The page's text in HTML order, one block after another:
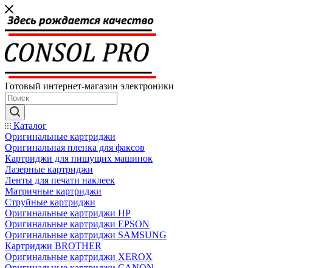
Готовый интернет-магазин электроники
Каталог
Оригинальные картриджи
Оригинальная пленка для факсов
Картриджи для пишущих машинок
Лазерные картриджи
Ленты для печати наклеек
Матричные картриджи
Струйные картриджи
Оригинальные картриджи HP
Оригинальные картриджи EPSON
Оригинальные картриджи SAMSUNG
Картриджи BROTHER
Оригинальные картриджи XEROX